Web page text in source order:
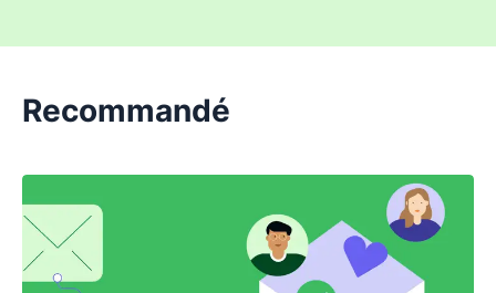
Recommandé